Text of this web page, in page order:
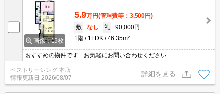
画像：19枚
5.9万円(管理費等：3,500円)
敷
なし 礼
90,000円
1階
1LDK 46.35m²
おすすめの物件です お気軽にお問い合わせください
ベストリーシング 本店
情報更新日 2026/08/07
詳細を見る